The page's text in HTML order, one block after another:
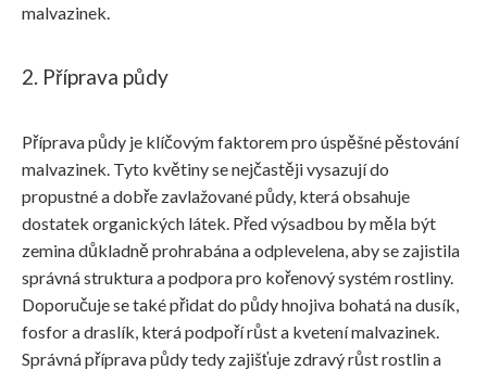
malvazinek.
2. Příprava půdy
Příprava půdy je klíčovým faktorem pro úspěšné pěstování
malvazinek. Tyto květiny se nejčastěji vysazují do
propustné a dobře zavlažované půdy, která obsahuje
dostatek organických látek. Před výsadbou by měla být
zemina důkladně prohrabána a odplevelena, aby se zajistila
správná struktura a podpora pro kořenový systém rostliny.
Doporučuje se také přidat do půdy hnojiva bohatá na dusík,
fosfor a draslík, která podpoří růst a kvetení malvazinek.
Správná příprava půdy tedy zajišťuje zdravý růst rostlin a